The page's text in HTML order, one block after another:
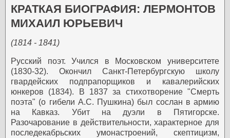
КРАТКАЯ БИОГРАФИЯ: ЛЕРМОНТОВ
МИХАИЛ ЮРЬЕВИЧ
(1814 - 1841)
Русский поэт. Учился в Московском университете
(1830-32). Окончил Санкт-Петербургскую школу
гвардейских подпрапорщиков и кавалерийских
юнкеров (1834). В 1837 за стихотворение "Смерть
поэта" (о гибели А.С. Пушкина) был сослан в армию
на Кавказ. Убит на дуэли в Пятигорске.
Разочарование в действительности, характерное для
последекабрьских умонастроений, скептицизм,